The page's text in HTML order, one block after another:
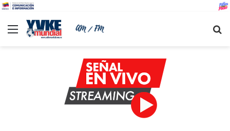
Menu